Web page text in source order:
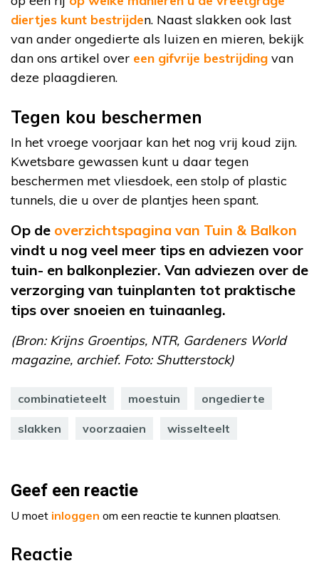
diertjes kunt bestrijden. Naast slakken ook last
van ander ongedierte als luizen en mieren, bekijk
dan ons artikel over een gifvrije bestrijding van
deze plaagdieren.
Tegen kou beschermen
In het vroege voorjaar kan het nog vrij koud zijn.
Kwetsbare gewassen kunt u daar tegen
beschermen met vliesdoek, een stolp of plastic
tunnels, die u over de plantjes heen spant.
Op de overzichtspagina van Tuin & Balkon
vindt u nog veel meer tips en adviezen voor
tuin- en balkonplezier. Van adviezen over de
verzorging van tuinplanten tot praktische
tips over snoeien en tuinaanleg.
(Bron: Krijns Groentips, NTR, Gardeners World
magazine, archief. Foto: Shutterstock)
combinatieteelt moestuin ongedierte
slakken voorzaaien wisselteelt
Geef een reactie
U moet inloggen om een reactie te kunnen plaatsen.
Reactie